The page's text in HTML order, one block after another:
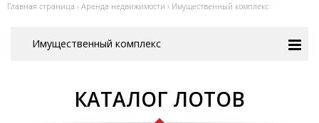
Главная страница › Аренда недвижимости › Имущественный комплекс
Имущественный комплекс
КАТАЛОГ ЛОТОВ